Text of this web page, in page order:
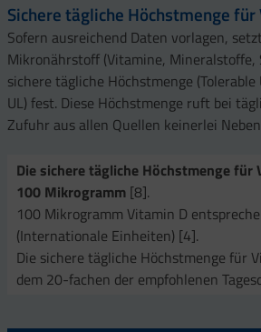
Sichere tägliche Höchstmenge
Sofern ausreichend Daten vorlagen,
Mikronährstoff (Vitamine, Mineralstoffe,
sichere tägliche Höchstmenge
UL) fest. Diese Höchstmenge ruft bei
Zufuhr aus allen Quellen keinerlei
Die sichere tägliche Höchstmenge für
100 Mikrogramm [8].
100 Mikrogramm Vitamin D
(Internationale Einheiten) [4].
Die sichere tägliche Höchstmenge für
dem 20-fachen der empfohlenen